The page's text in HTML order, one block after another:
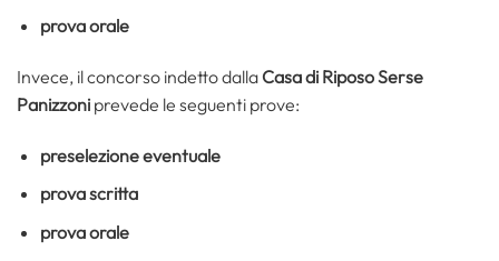
prova orale
Invece, il concorso indetto dalla Casa di Riposo Serse
Panizzoni prevede le seguenti prove:
preselezione eventuale
prova scritta
prova orale